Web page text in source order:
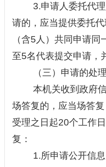
3.申请人委托代
请的，应当提供委托
（含5人）共同申请
至5名代表提交申请，
（三）申请的处理
本机关收到政府
场答复的，应当场答
受理之日起20个工作
复：
1.所申请公开信